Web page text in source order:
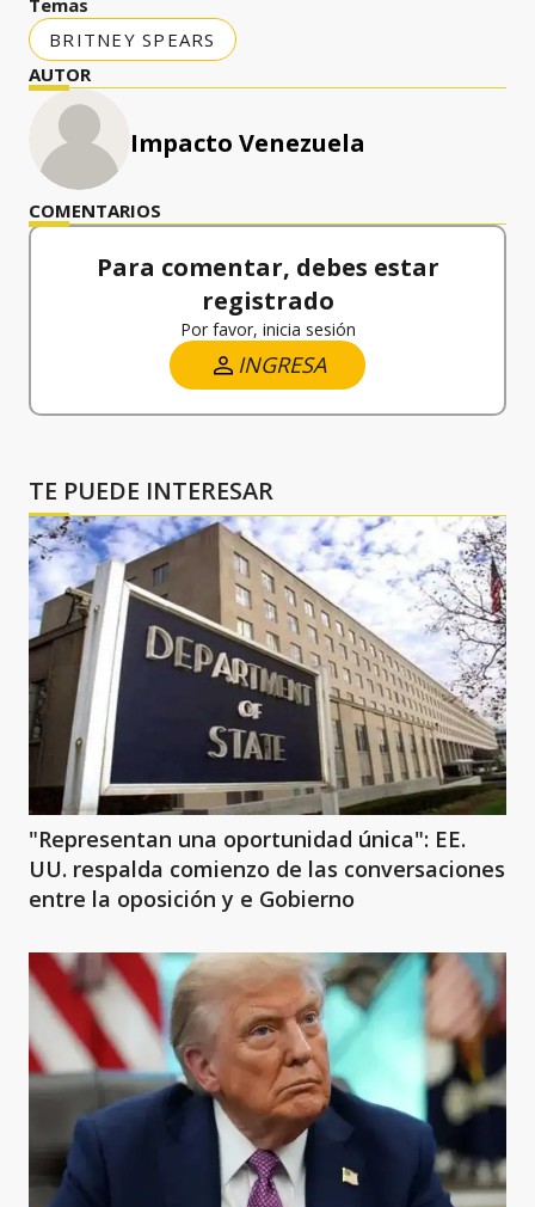
Temas
BRITNEY SPEARS
AUTOR
Impacto Venezuela
COMENTARIOS
Para comentar, debes estar
registrado
Por favor, inicia sesión
INGRESA
TE PUEDE INTERESAR
"Representan una oportunidad única": EE.
UU. respalda comienzo de las conversaciones
entre la oposición y e Gobierno